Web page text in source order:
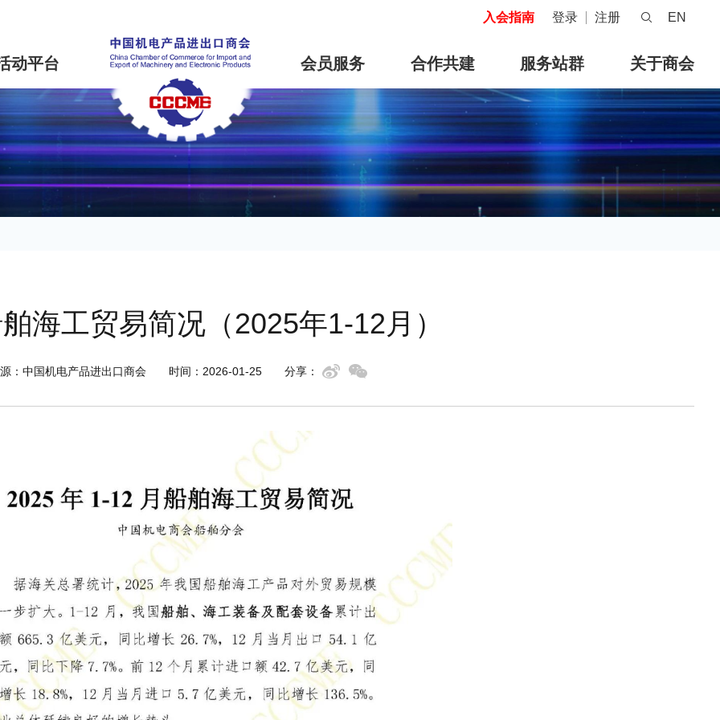
入会指南 登录 注册 EN
动平台 会员服务 合作共建 服务站群 关于商会
海工贸易简况（2025年1-12月）
：中国机电产品进出口商会 时间：2026-01-25 分享：